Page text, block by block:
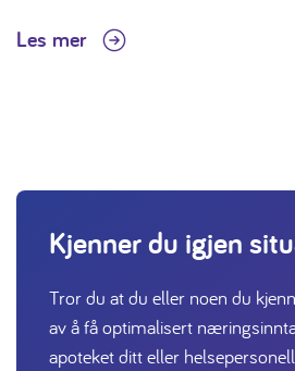
Les mer
Kjenner du igjen
Tror du at du eller noen du
av å få optimalisert
apoteket ditt eller